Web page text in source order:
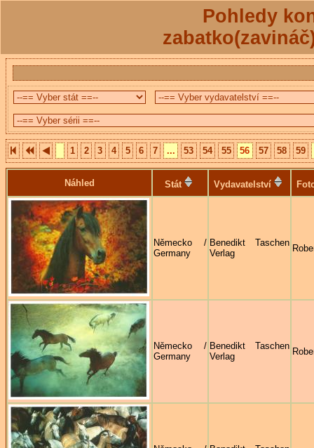
Pohledy
1 2 3 4 5 6 7 ... 53 54 55 56 57 58 59
Náhled Stát Vydavatelství
Německo /
Germany
Benedikt Taschen
Verlag
Německo /
Germany
Benedikt Taschen
Verlag